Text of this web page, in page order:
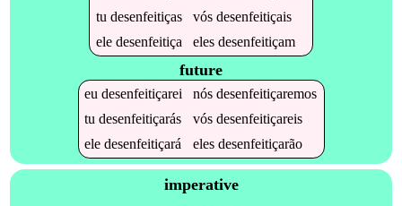
tu desenfeitiças vós desenfeitiçais
ele desenfeitiça eles desenfeitiçam
future
eudesenfeitiçarei nósdesenfeitiçaremos
tudesenfeitiçarás vósdesenfeitiçareis
eledesenfeitiçará elesdesenfeitiçarão
imperative